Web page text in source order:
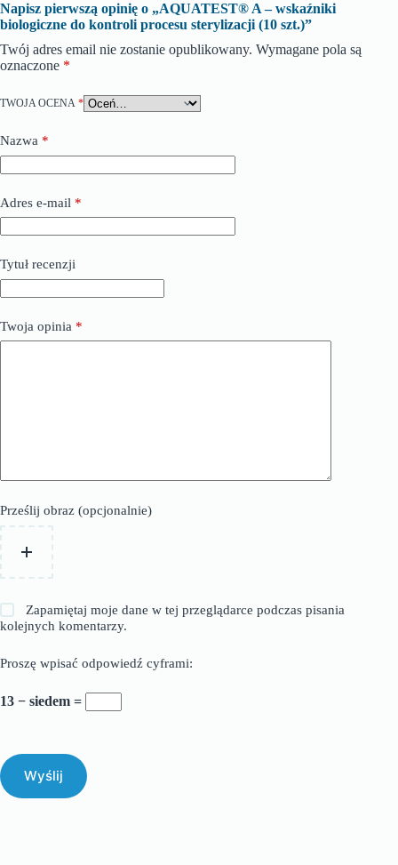
Napisz pierwszą opinię o „AQUATEST® A – wskaźniki
biologiczne do kontroli procesu sterylizacji (10 szt.)”
Twój adres email nie zostanie opublikowany. Wymagane pola są
oznaczone *
TWOJA OCENA *
Nazwa *
Adres e-mail *
Tytuł recenzji
Twoja opinia *
Prześlij obraz (opcjonalnie)
Zapamiętaj moje dane w tej przeglądarce podczas pisania
kolejnych komentarzy.
Proszę wpisać odpowiedź cyframi:
13 − siedem =
Wyślij